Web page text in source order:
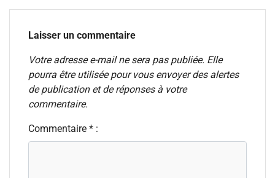
Laisser un commentaire
Votre adresse e-mail ne sera pas publiée. Elle
pourra être utilisée pour vous envoyer des alertes
de publication et de réponses à votre
commentaire.
Commentaire * :